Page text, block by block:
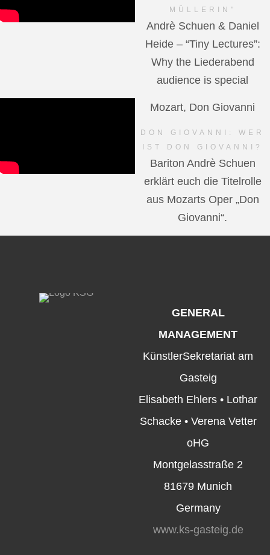
MÜLLERIN"
Andrè Schuen & Daniel
Heide – “Tiny Lectures”:
Why the Liederabend
audience is special
Mozart, Don Giovanni
DON GIOVANNI: WER
IST DON GIOVANNI?
Bariton Andrè Schuen
erklärt euch die Titelrolle
aus Mozarts Oper „Don
Giovanni“.
GENERAL
MANAGEMENT
KünstlerSekretariat am
Gasteig
Elisabeth Ehlers • Lothar
Schacke • Verena Vetter
oHG
Montgelasstraße 2
81679 Munich
Germany
www.ks-gasteig.de